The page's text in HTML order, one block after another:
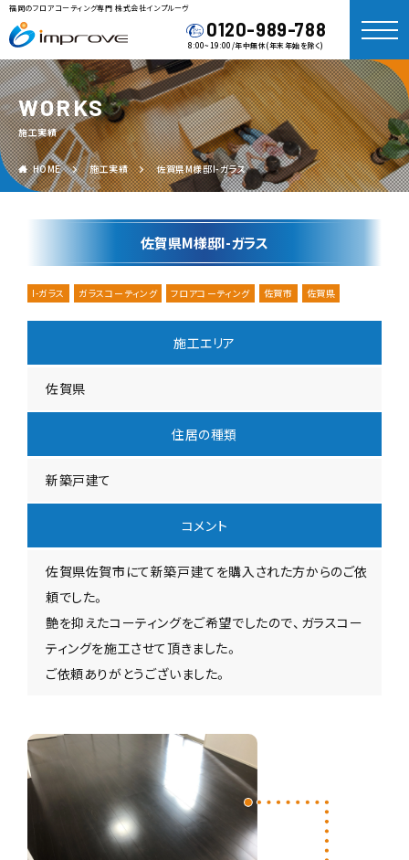
福岡のフロアコーティング専門 株式会社インプルーヴ
0120-989-788
8:00~19:00/年中無休(年末年始を除く)
WORKS
施工実績
HOME 施工実績 佐賀県M様邸I-ガラス
佐賀県M様邸I-ガラス
I-ガラス ガラスコーティング フロアコーティング 佐賀市 佐賀県
施工エリア
佐賀県
住居の種類
新築戸建て
コメント
佐賀県佐賀市にて新築戸建てを購入された方からのご依
頼でした。
艶を抑えたコーティングをご希望でしたので、ガラスコー
ティングを施工させて頂きました。
ご依頼ありがとうございました。